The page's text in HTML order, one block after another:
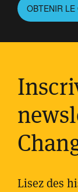
OBTENIR LE
Lisez des